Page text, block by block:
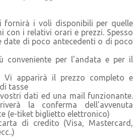
fornirà i voli disponibili per quelle
con i relativi orari e prezzi. Spesso
date di poco antecedenti o di poco
conveniente per l'andata e per il
Vi apparirà il prezzo completo e
tasse
dati ed una mail funzionante.
la conferma dell'avvenuta
(e-tiket biglietto elettronico)
di credito (Visa, Mastercard,